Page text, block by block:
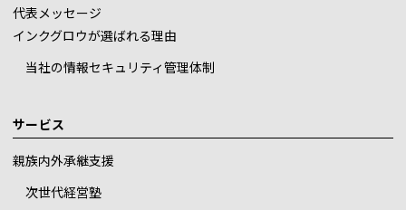
代表メッセージ
インクグロウが選ばれる理由
当社の情報セキュリティ管理体制
サービス
親族内外承継支援
次世代経営塾